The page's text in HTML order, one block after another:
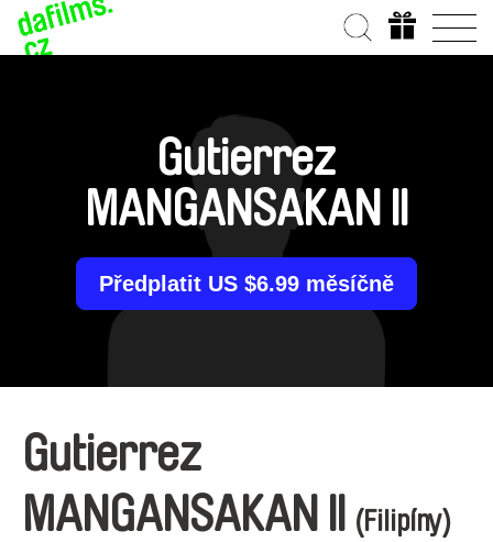
Gutierrez
MANGANSAKAN II
Předplatit US $6.99 měsíčně
Gutierrez
MANGANSAKAN II
(Filipíny)